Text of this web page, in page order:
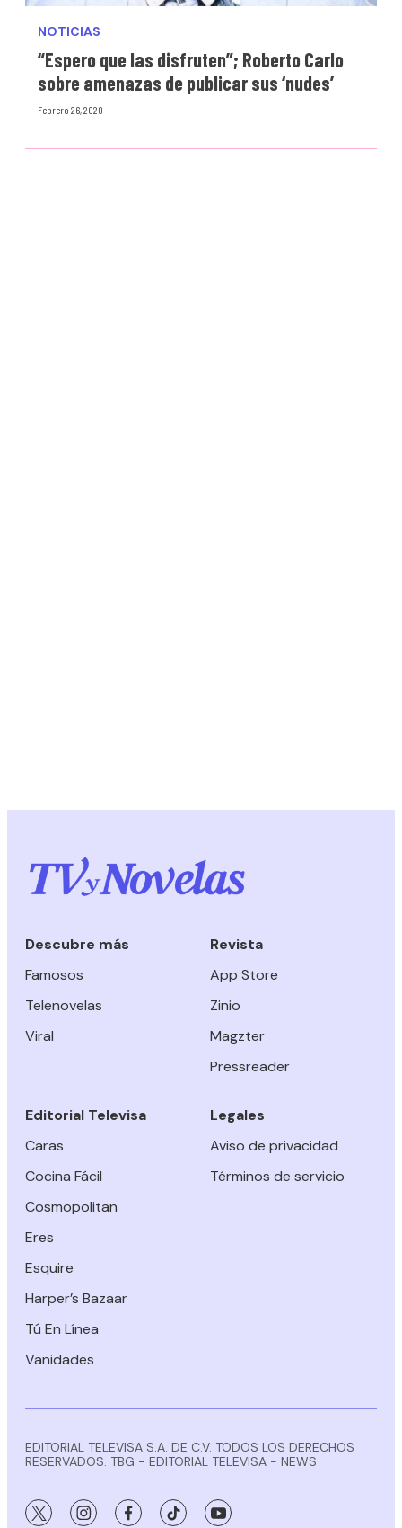
NOTICIAS
“Espero que las disfruten”; Roberto Carlo
sobre amenazas de publicar sus ‘nudes’
Febrero 26, 2020
Descubre más
Famosos
Telenovelas
Viral
Revista
App Store
Zinio
Magzter
Pressreader
Editorial Televisa
Caras
Cocina Fácil
Cosmopolitan
Eres
Esquire
Harper’s Bazaar
Tú En Línea
Vanidades
Legales
Aviso de privacidad
Términos de servicio
EDITORIAL TELEVISA S.A. DE C.V. TODOS LOS DERECHOS
RESERVADOS. TBG - EDITORIAL TELEVISA - NEWS
twitter instagramfacebooktiktok youtube